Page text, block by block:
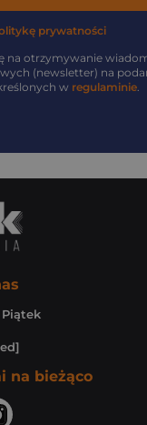
prywatności
na otrzymywanie
(newsletter) na
w regulaminie.
Piątek
na bieżąco